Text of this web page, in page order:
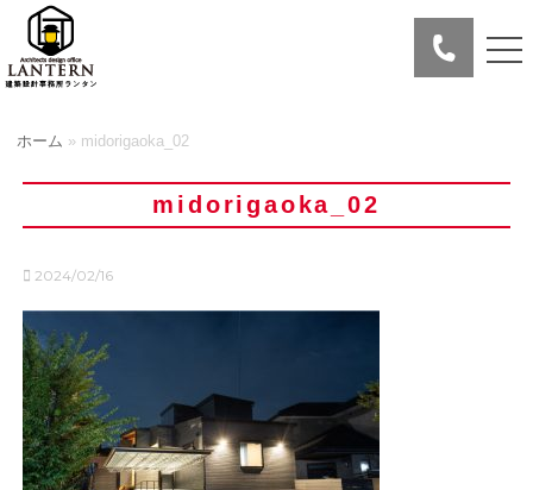
ホーム » midorigaoka_02
midorigaoka_02
2024/02/16